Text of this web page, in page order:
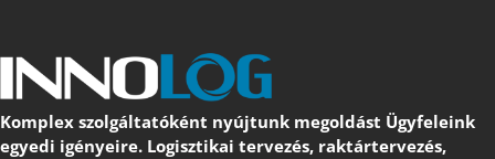
Komplex szolgáltatóként nyújtunk megoldást Ügyfeleink
egyedi igényeire. Logisztikai tervezés, raktártervezés,